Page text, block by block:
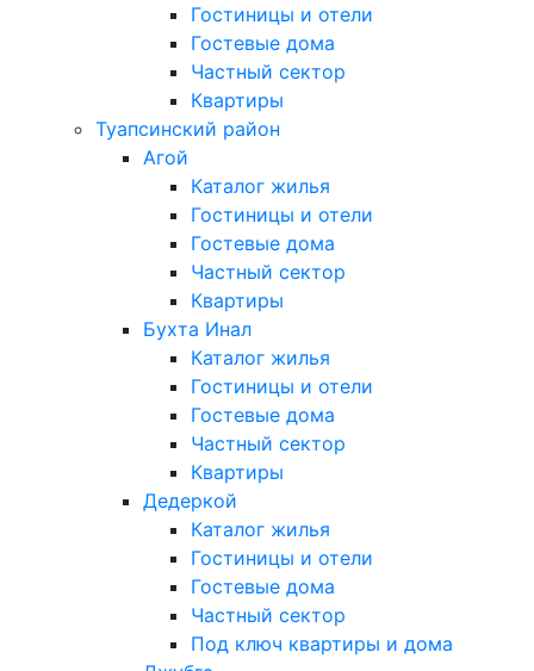
Гостиницы и отели
Гостевые дома
Частный сектор
Квартиры
Туапсинский район
Агой
Каталог жилья
Гостиницы и отели
Гостевые дома
Частный сектор
Квартиры
Бухта Инал
Каталог жилья
Гостиницы и отели
Гостевые дома
Частный сектор
Квартиры
Дедеркой
Каталог жилья
Гостиницы и отели
Гостевые дома
Частный сектор
Под ключ квартиры и дома